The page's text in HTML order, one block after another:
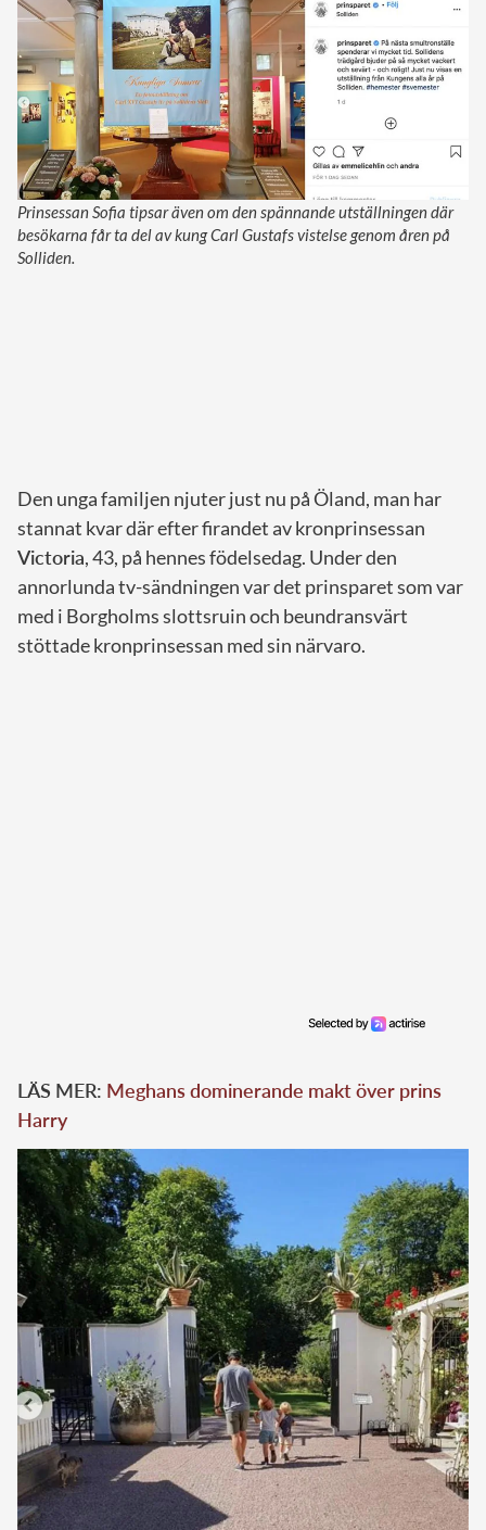
Prinsessan Sofia tipsar även om den spännande utställningen där
besökarna får ta del av kung Carl Gustafs vistelse genom åren på
Solliden.
Den unga familjen njuter just nu på Öland, man har
stannat kvar där efter firandet av kronprinsessan
Victoria, 43, på hennes födelsedag. Under den
annorlunda tv-sändningen var det prinsparet som var
med i Borgholms slottsruin och beundransvärt
stöttade kronprinsessan med sin närvaro.
LÄS MER: Meghans dominerande makt över prins
Harry